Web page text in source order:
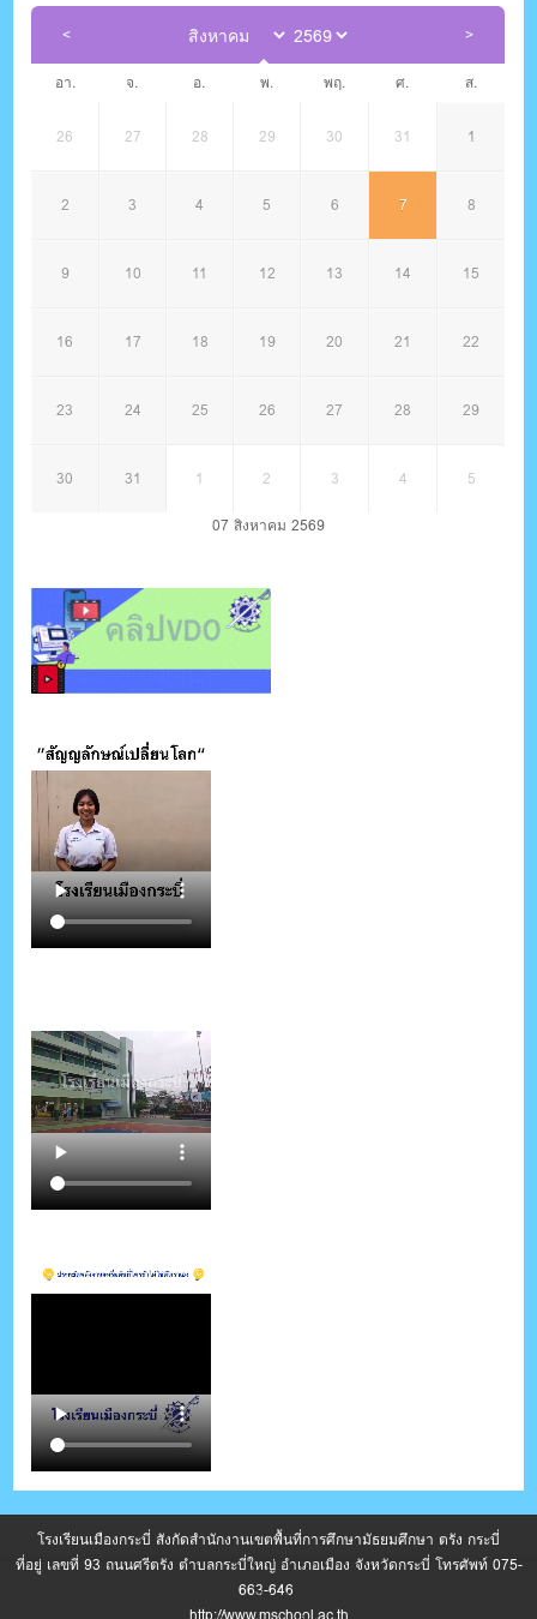
อา. จ. อ. พ. พฤ. ศ. ส.
26 27 28 29 30 31 1
2 3 4 5 6 7 8
9 10 11 12 13 14 15
16 17 18 19 20 21 22
23 24 25 26 27 28 29
30 31 1 2 3 4 5
07 สิงหาคม 2569
โรงเรียนเมืองกระบี่ สังกัดสำนักงานเขตพื้นที่การศึกษามัธยมศึกษา ตรัง กระบี่
ที่อยู่ เลขที่ 93 ถนนศรีตรัง ตำบลกระบี่ใหญ่ อำเภอเมือง จังหวัดกระบี่ โทรศัพท์ 075-
663-646
http://www.mschool.ac.th
เว็บไซต์นี้มีการใช้คุกกี้เพื่อปรับปรุงการให้บริการ หากต้องการข้อมูลเพิ่มเติมเกี่ยว